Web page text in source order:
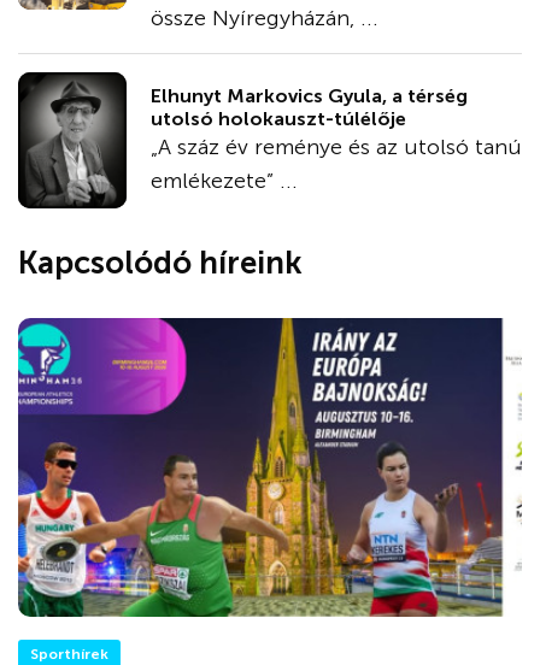
össze Nyíregyházán, ...
Elhunyt Markovics Gyula, a térség
utolsó holokauszt-túlélője
„A száz év reménye és az utolsó tanú
emlékezete” ...
Kapcsolódó híreink
Sporthírek